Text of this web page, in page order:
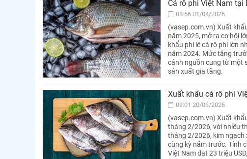
Cá rô phi Việt Nam
08:56 01/04/2026
(vasep.com.vn) Xuất
năm 2025, mở ra cơ hội
khẩu phi lê cá rô phi lớn
năm 2024. Mức tăng
cảnh nguồn cung từ một
sản xuất gia tăng.
Xuất khẩu cá rô phi
09:01 20/03/2026
(vasep.com.vn) Xuất
tháng 2/2026, với nhiều
tháng 2/2026, kim ngạch
cùng kỳ năm trước. Tính
Việt Nam đạt 23 triệu